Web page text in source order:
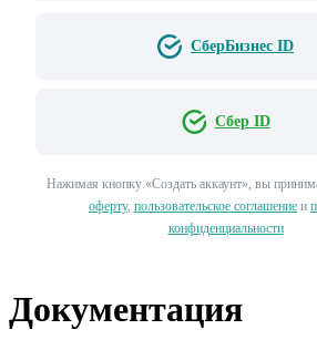
СберБизнес ID
Сбер ID
Нажимая кнопку «Создать аккаунт», вы
оферту, пользовательское соглашение и
конфиденциальности
Документация